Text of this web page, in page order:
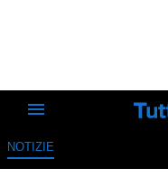
NOTIZIE